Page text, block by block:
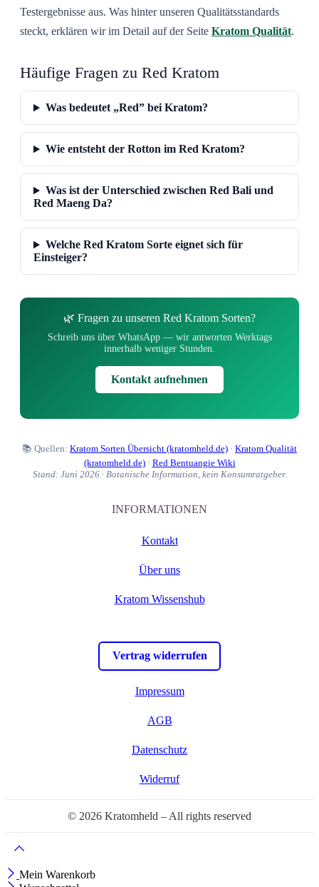
Testergebnisse aus. Was hinter unseren Qualitätsstandards
steckt, erklären wir im Detail auf der Seite Kratom Qualität.
Häufige Fragen zu Red Kratom
Was bedeutet „Red” bei Kratom?
Wie entsteht der Rotton im Red Kratom?
Was ist der Unterschied zwischen Red Bali und
Red Maeng Da?
Welche Red Kratom Sorte eignet sich für
Einsteiger?
🌿 Fragen zu unseren Red Kratom Sorten?
Schreib uns über WhatsApp — wir antworten Werktags
innerhalb weniger Stunden.
Kontakt aufnehmen
📚 Quellen: Kratom Sorten Übersicht (kratomheld.de) · Kratom Qualität
(kratomheld.de)· Red Bentuangie Wiki
Stand: Juni 2026 · Botanische Information, kein Konsumratgeber.
INFORMATIONEN
Kontakt
Über uns
Kratom Wissenshub
Vertrag widerrufen
Impressum
AGB
Datenschutz
Widerruf
© 2026 Kratomheld – All rights reserved
Mein Warenkorb